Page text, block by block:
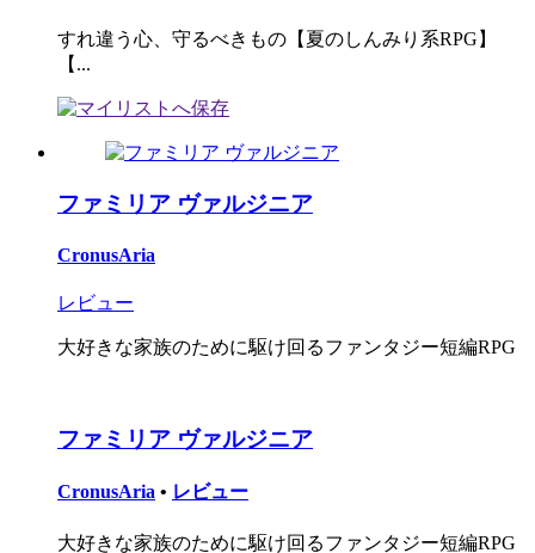
すれ違う心、守るべきもの【夏のしんみり系RPG】
【...
ファミリア ヴァルジニア
CronusAria
レビュー
大好きな家族のために駆け回るファンタジー短編RPG
ファミリア ヴァルジニア
CronusAria • レビュー
大好きな家族のために駆け回るファンタジー短編RPG